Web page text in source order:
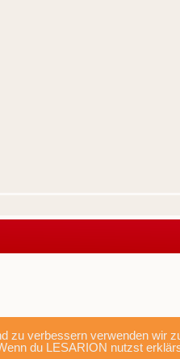
zu verbessern verwenden wir
du LESARION nutzst